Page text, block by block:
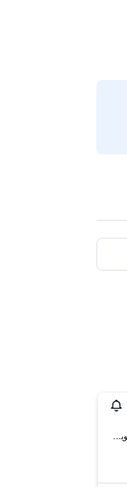
Saflischstrasse 3, بريغ (سويسرا), إقليم فاليه, سويسرا